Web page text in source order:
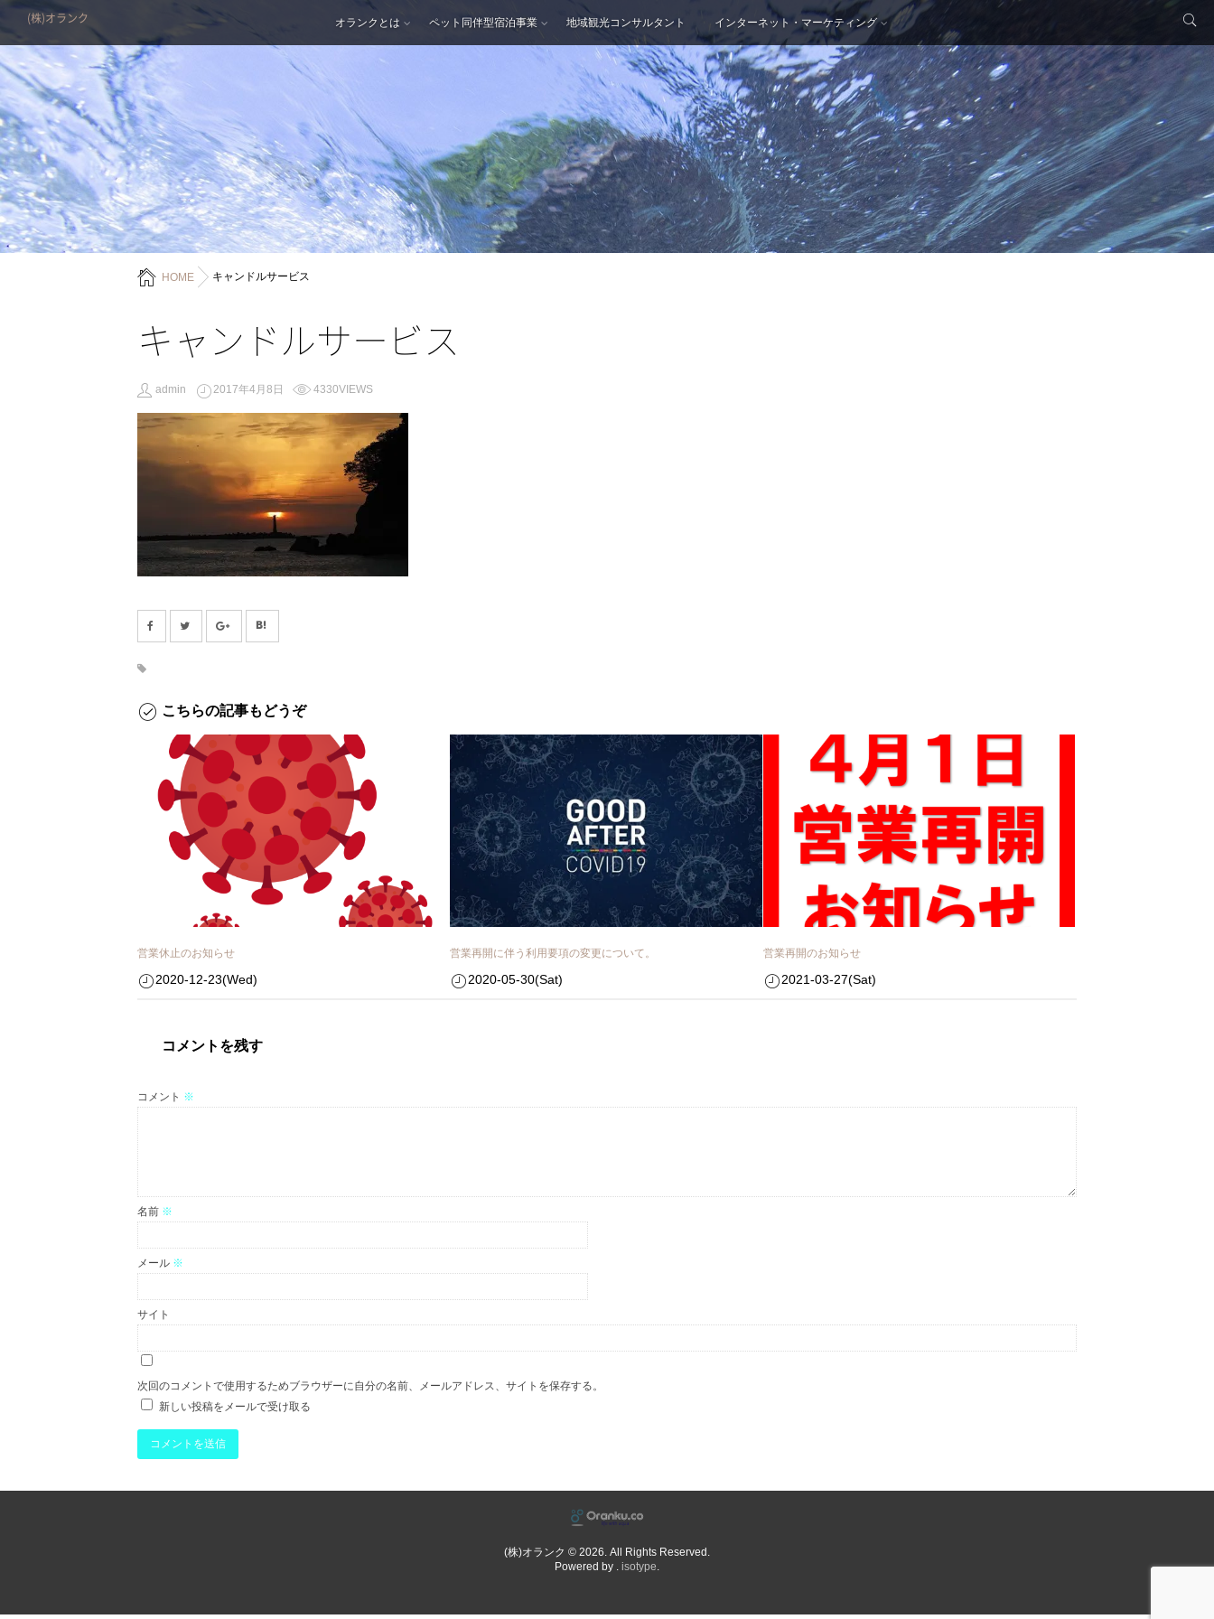
(株)オランク オランクとは ペット同伴型宿泊事業 地域観光コンサルタント インターネット・マーケティング
HOME キャンドルサービス
キャンドルサービス
admin 2017年4月8日 4330VIEWS
こちらの記事もどうぞ
営業休止のお知らせ
2020-12-23(Wed)
営業再開に伴う利用要項の変更について。
2020-05-30(Sat)
営業再開のお知らせ
2021-03-27(Sat)
コメントを残す
コメント ※
名前 ※
メール ※
サイト
次回のコメントで使用するためブラウザーに自分の名前、メールアドレス、サイトを保存する。
新しい投稿をメールで受け取る
(株)オランク © 2026. All Rights Reserved.
Powered by . isotype